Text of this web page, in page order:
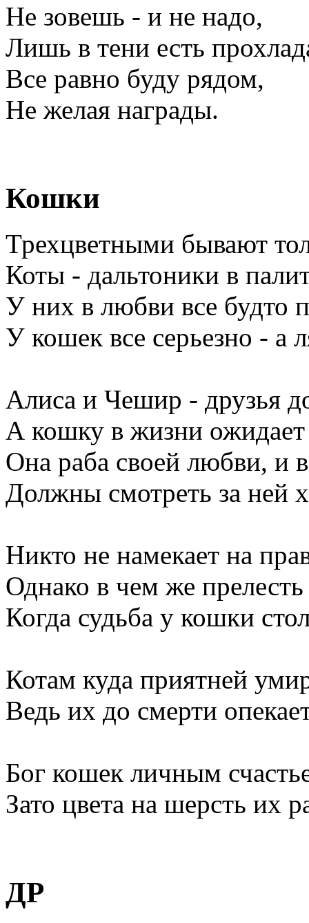
Не зовешь - и не надо,
Лишь в тени есть
Все равно буду рядом,
Не желая награды.
Кошки
Трехцветными бывают
Коты - дальтоники в
У них в любви все будто
У кошек все серьезно - а
Алиса и Чешир - друзья
А кошку в жизни
Она раба своей любви, и
Должны смотреть за ней
Никто не намекает на
Однако в чем же прелесть
Когда судьба у кошки
Котам куда приятней
Ведь их до смерти
Бог кошек личным
Зато цвета на шерсть их
ДР